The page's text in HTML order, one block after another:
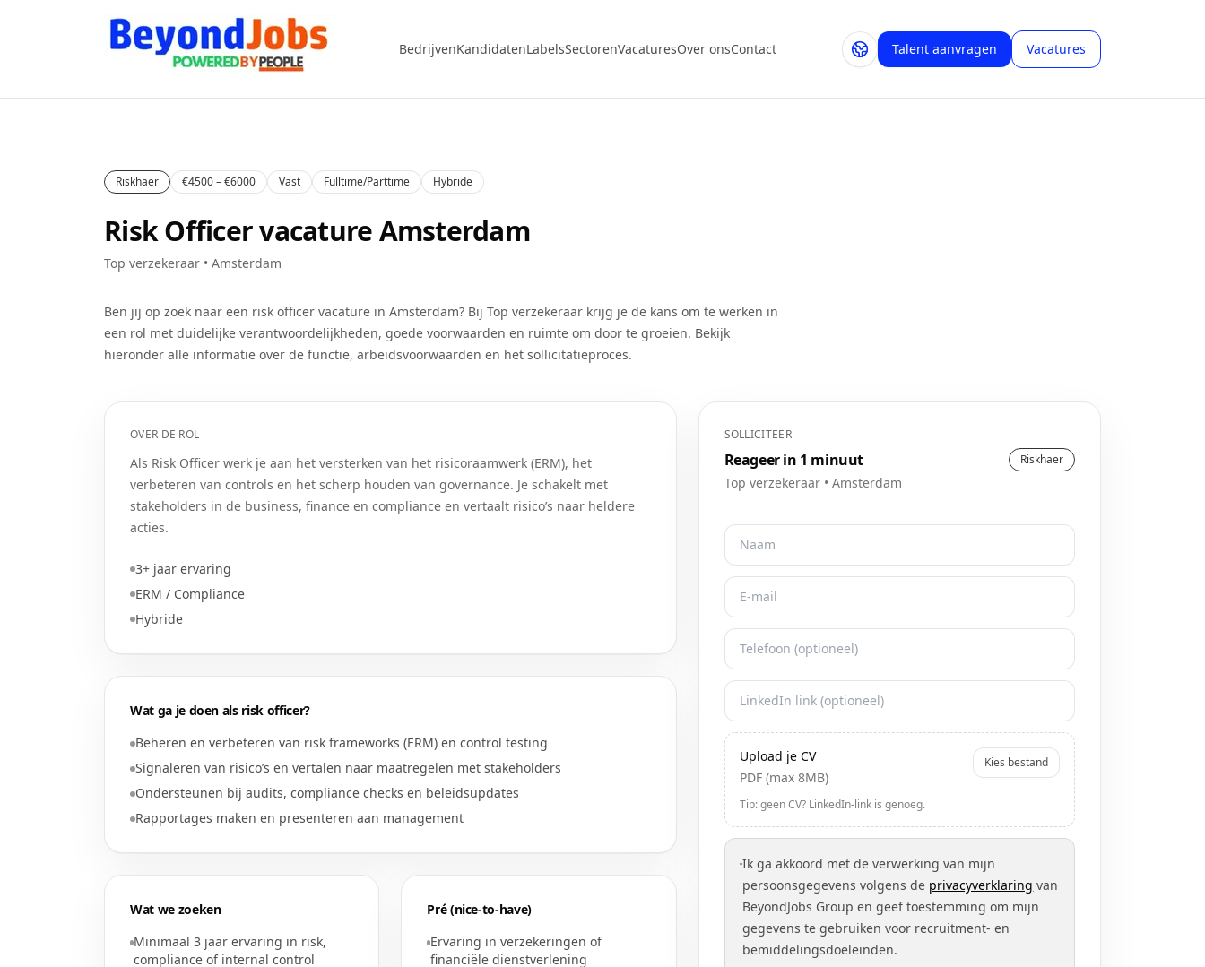
BedrijvenKandidatenLabelsSectorenVacaturesOver onsContact Talent aanvragen Vacatures
Riskhaer €4500 – €6000 Vast Fulltime/Parttime Hybride
Risk Officer vacature Amsterdam
Top verzekeraar • Amsterdam
Ben jij op zoek naar een risk officer vacature in Amsterdam? Bij Top verzekeraar krijg je de kans om te werken in
een rol met duidelijke verantwoordelijkheden, goede voorwaarden en ruimte om door te groeien. Bekijk
hieronder alle informatie over de functie, arbeidsvoorwaarden en het sollicitatieproces.
OVER DE ROL
Als Risk Officer werk je aan het versterken van het risicoraamwerk (ERM), het
verbeteren van controls en het scherp houden van governance. Je schakelt met
stakeholders in de business, finance en compliance en vertaalt risico’s naar heldere
acties.
3+ jaar ervaring
ERM / Compliance
Hybride
Wat ga je doen als risk officer?
Beheren en verbeteren van risk frameworks (ERM) en control testing
Signaleren van risico’s en vertalen naar maatregelen met stakeholders
Ondersteunen bij audits, compliance checks en beleidsupdates
Rapportages maken en presenteren aan management
Wat we zoeken
Minimaal 3 jaar ervaring in risk,
compliance of internal control
Pré (nice-to-have)
Ervaring in verzekeringen of
financiële dienstverlening
SOLLICITEER
Reageer in 1 minuut
Top verzekeraar• Amsterdam
Riskhaer
Upload je CV
PDF (max 8MB)
Kies bestand
Tip: geen CV? LinkedIn-link is genoeg.
Ik ga akkoord met de verwerking van mijn
persoonsgegevens volgens de privacyverklaring van
BeyondJobs Group en geef toestemming om mijn
gegevens te gebruiken voor recruitment- en
bemiddelingsdoeleinden.